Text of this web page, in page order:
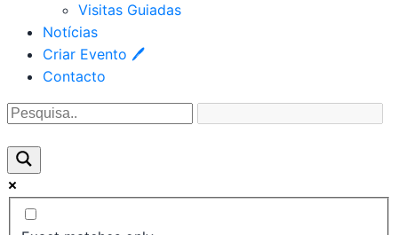
Visitas Guiadas
Notícias
Criar Evento 🖊
Contacto